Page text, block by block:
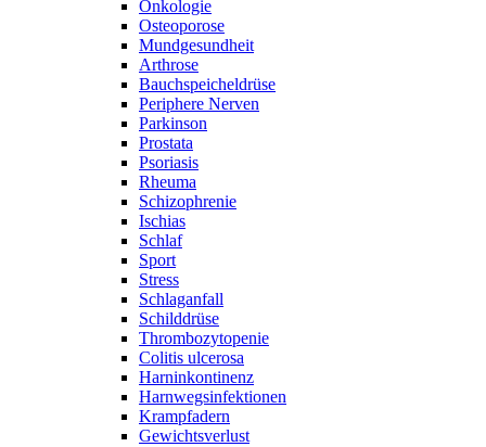
Onkologie
Osteoporose
Mundgesundheit
Arthrose
Bauchspeicheldrüse
Periphere Nerven
Parkinson
Prostata
Psoriasis
Rheuma
Schizophrenie
Ischias
Schlaf
Sport
Stress
Schlaganfall
Schilddrüse
Thrombozytopenie
Colitis ulcerosa
Harninkontinenz
Harnwegsinfektionen
Krampfadern
Gewichtsverlust